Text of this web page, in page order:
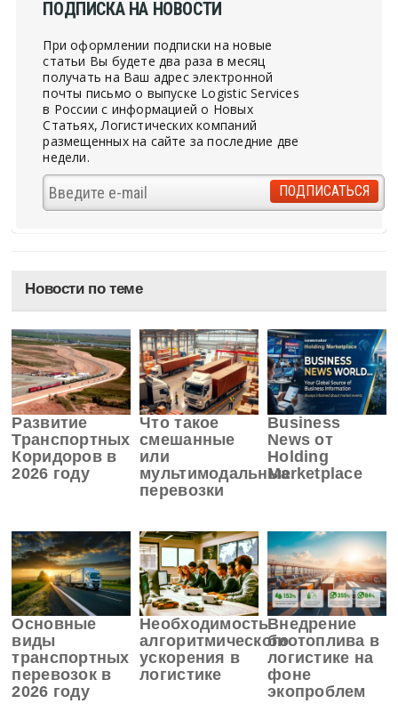
ПОДПИСКА НА НОВОСТИ
При оформлении подписки на новые
статьи Вы будете два раза в месяц
получать на Ваш адрес электронной
почты письмо о выпуске Logistic Services
в России с информацией о Новых
Статьях, Логистических компаний
размещенных на сайте за последние две
недели.
Новости по теме
Развитие
Транспортных
Коридоров в
2026 году
Что такое
смешанные
или
мультимодальные
перевозки
Business
News от
Holding
Marketplace
Основные
виды
транспортных
перевозок в
2026 году
Необходимость
алгоритмического
ускорения в
логистике
Внедрение
биотоплива в
логистике на
фоне
экопроблем